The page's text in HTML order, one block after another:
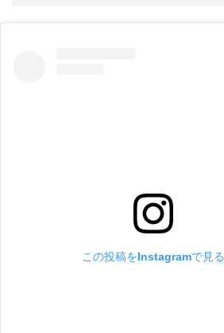
この投稿をInstagramで見る